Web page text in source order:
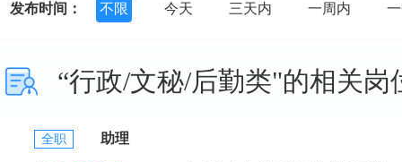
发布时间： 不限 今天 三天内 一周内
“行政/文秘/后勤类"的相关岗
全职 助理